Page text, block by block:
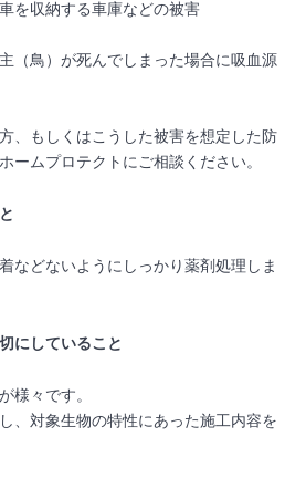
を収納する車庫などの被害
（鳥）が死んでしまった場合に吸血源
、もしくはこうした被害を想定した防
ームプロテクトにご相談ください。
などないようにしっかり薬剤処理しま
にしていること
様々です。
、対象生物の特性にあった施工内容を